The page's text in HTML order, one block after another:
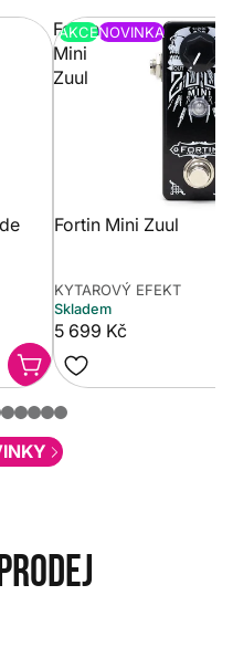
Fortin
Mini
Zuul
AKCENOVINKA
Fortin Mini Zuul
KYTAROVÝ EFEKT
Skladem
5 699 Kč